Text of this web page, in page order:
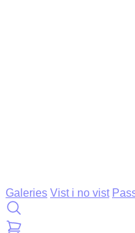
Galeries Vist i no vist